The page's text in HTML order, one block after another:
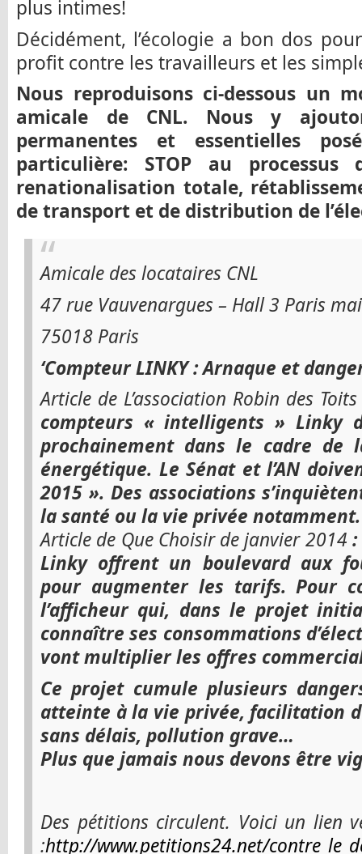
plus intimes!
Décidément, l’écologie a bon dos
profit contre les travailleurs et les
Nous reproduisons ci-dessous un
amicale de CNL. Nous y
permanentes et essentielles
particulière: STOP au processus
renationalisation totale,
de transport et de distribution de
Amicale des locataires CNL
47 rue Vauvenargues – Hall 3 Paris
75018 Paris
‘Compteur LINKY : Arnaque et
Article de L’association Robin des
compteurs « intelligents » Linky
prochainement dans le cadre
énergétique. Le Sénat et l’AN
2015 ». Des associations
la santé ou la vie privée
Article de Que Choisir de janvier 2014
Linky offrent un boulevard aux
pour augmenter les tarifs. Pour
l’afficheur qui, dans le projet
connaître ses consommations
vont multiplier les offres
Ce projet cumule plusieurs
atteinte à la vie privée, facilitation
sans délais, pollution grave…
Plus que jamais nous devons être
Des pétitions circulent. Voici un lien
:http://www.petitions24.net/